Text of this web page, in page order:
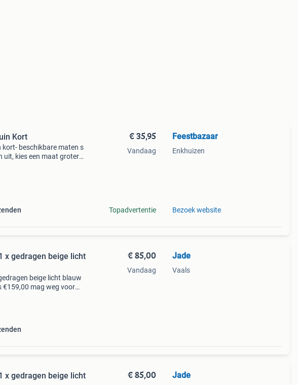
Kort
beschikbare maten s
uit, kies een maat groter
€ 35,95
Vandaag
Topadvertentie
Feestbazaar
Enkhuizen
Bezoek website
x gedragen beige licht
beige licht blauw
€159,00 mag weg voor
€ 85,00
Vandaag
Jade
Vaals
x gedragen beige licht
€ 85,00 Jade